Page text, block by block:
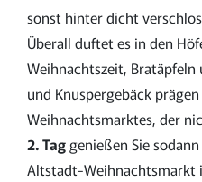
sonst hinter dicht
Überall duftet es in den
Weihnachtszeit,
und Knuspergebäck
Weihnachtsmarktes, der
2. Taggenießen Sie
Altstadt-Weihnachtsmarkt